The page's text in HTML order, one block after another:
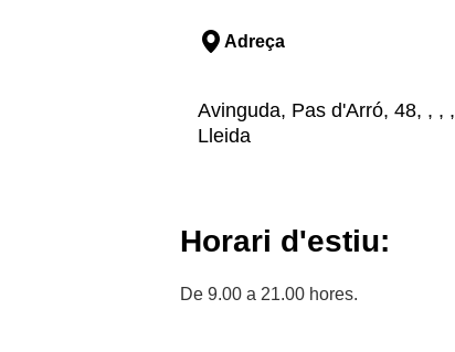
Adreça
Avinguda, Pas d'Arró, 48, , ,
Lleida
Horari d'estiu:
De 9.00 a 21.00 hores.